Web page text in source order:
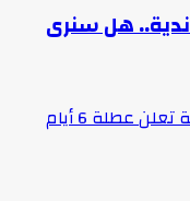
هل سنرى
إجازة عيد الأضحى 2026 رسميًا.. الحكومة تعلن عطلة 6 أيام